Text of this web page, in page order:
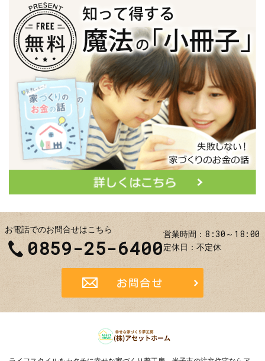
お電話でのお問合せはこちら
0859-25-6400
営業時間 8:30～18:00
定休日 不定休